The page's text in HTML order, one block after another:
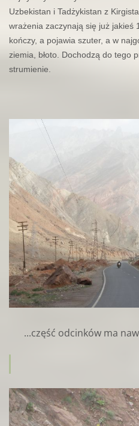
Uzbekistan i Tadżykistan z
wrażenia zaczynają się już jakieś
kończy, a pojawia szuter, a w
ziemia, błoto. Dochodzą do tego
strumienie.
...część odcinków ma